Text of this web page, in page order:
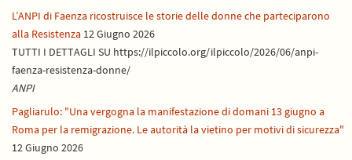
L’ANPI di Faenza ricostruisce le storie delle donne che parteciparono
alla Resistenza 12 Giugno 2026
TUTTI I DETTAGLI SU https://ilpiccolo.org/ilpiccolo/2026/06/anpi-
faenza-resistenza-donne/
ANPI
Pagliarulo: "Una vergogna la manifestazione di domani 13 giugno a
Roma per la remigrazione. Le autorità la vietino per motivi di sicurezza"
12 Giugno 2026